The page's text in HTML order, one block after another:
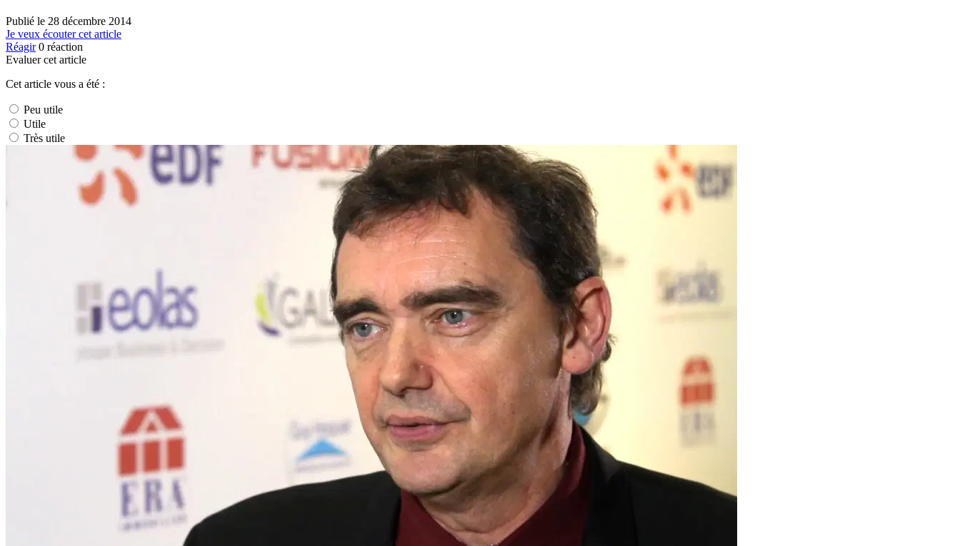
Publié le 28 décembre 2014
Je veux écouter cet article
Réagir 0 réaction
Evaluer cet article
Cet article vous a été :
Peu utile
Utile
Très utile